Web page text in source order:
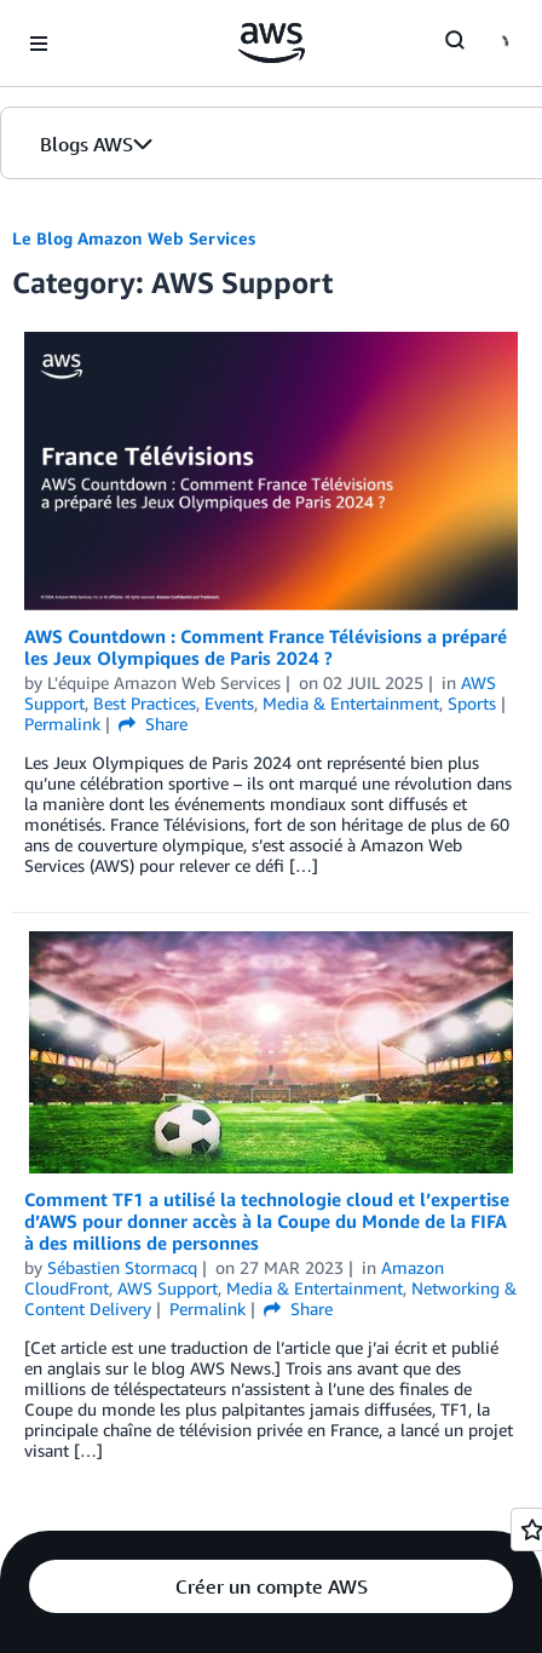
Blogs AWS
Accueil
Éditions
Le Blog Amazon Web Services
Category: AWS Support
AWS Countdown : Comment France Télévisions a préparé
les Jeux Olympiques de Paris 2024 ?
by L'équipe Amazon Web Services on 02 JUIL 2025 in AWS
Support, Best Practices, Events, Media & Entertainment, Sports
Permalink
Share
Les Jeux Olympiques de Paris 2024 ont représenté bien plus
qu’une célébration sportive – ils ont marqué une révolution dans
la manière dont les événements mondiaux sont diffusés et
monétisés. France Télévisions, fort de son héritage de plus de 60
ans de couverture olympique, s’est associé à Amazon Web
Services (AWS) pour relever ce défi […]
Comment TF1 a utilisé la technologie cloud et l’expertise
d’AWS pour donner accès à la Coupe du Monde de la FIFA
à des millions de personnes
by Sébastien Stormacq on 27 MAR 2023 in Amazon
CloudFront, AWS Support, Media & Entertainment, Networking &
Content Delivery
Permalink
Share
[Cet article est une traduction de l’article que j’ai écrit et publié
en anglais sur le blog AWS News.] Trois ans avant que des
millions de téléspectateurs n’assistent à l’une des finales de
Coupe du monde les plus palpitantes jamais diffusées, TF1, la
principale chaîne de télévision privée en France, a lancé un projet
visant […]
Créer un compte AWS